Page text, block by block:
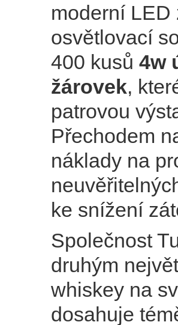
moderní LED
osvětlovací
400 kusů 4w
žárovek,
patrovou
Přechodem
náklady na
ke snížení
Společnost
druhým
whiskey na
dosahuje